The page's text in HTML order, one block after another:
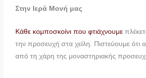
Στην Ιερά Μονή μας
Κάθε κομποσκοίνι που φτιάχνουμε
την προσευχή στα χείλη. Πιστεύουμε ότι
από τη χάρη της μοναστηριακής